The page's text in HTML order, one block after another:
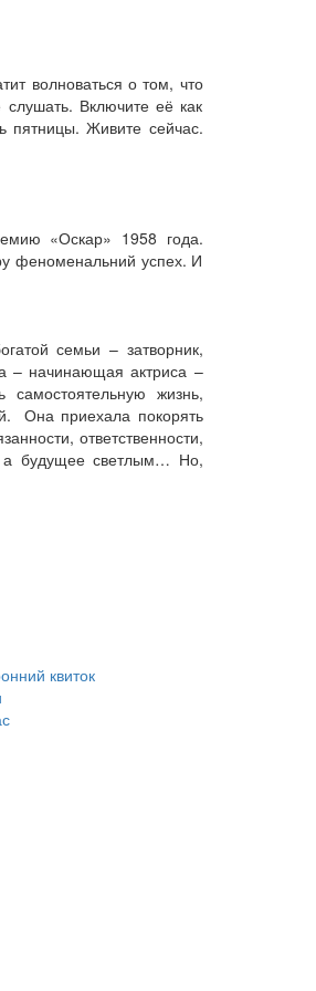
волноваться о том, что
Включите её как
пятницы. Живите сейчас.
«Оскар» 1958 года.
феноменальний успех. И
семьи – затворник,
– начинающая актриса –
жизнь,
Она приехала покорять
ответственности,
а будущее светлым… Но,
квиток